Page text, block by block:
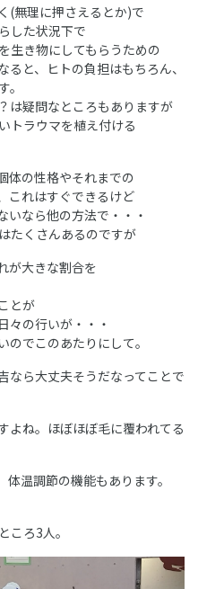
(無理に押さえるとか)で
した状況下で
生き物にしてもらうための
と、ヒトの負担はもちろん、
は疑問なところもありますが
トラウマを植え付ける
体の性格やそれまでの
これはすぐできるけど
いなら他の方法で・・・
たくさんあるのですが
が大きな割合を
とが
々の行いが・・・
のでこのあたりにして。
なら大丈夫そうだなってことで
よね。ほぼほぼ毛に覆われてる
温調節の機能もあります。
ころ3人。